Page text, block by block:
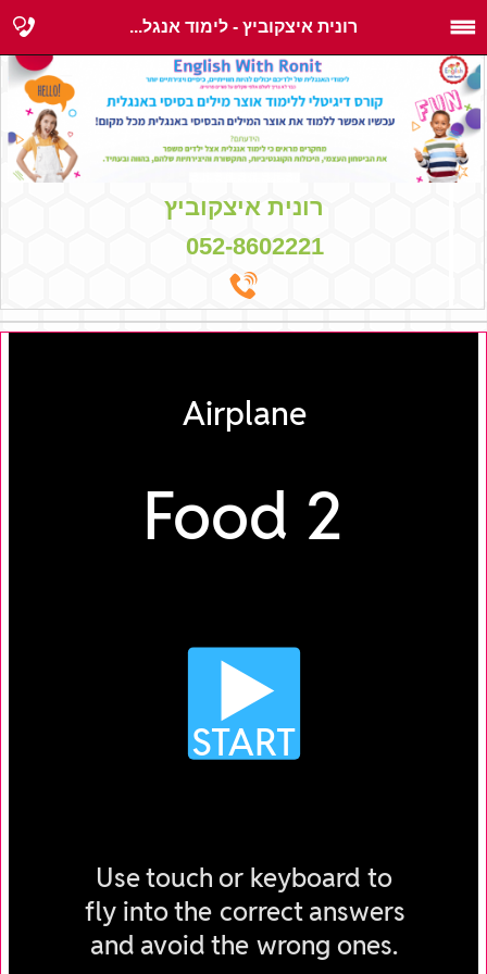
רונית איצקוביץ - לימוד אנגל...
רונית איצקוביץ
052-8602221